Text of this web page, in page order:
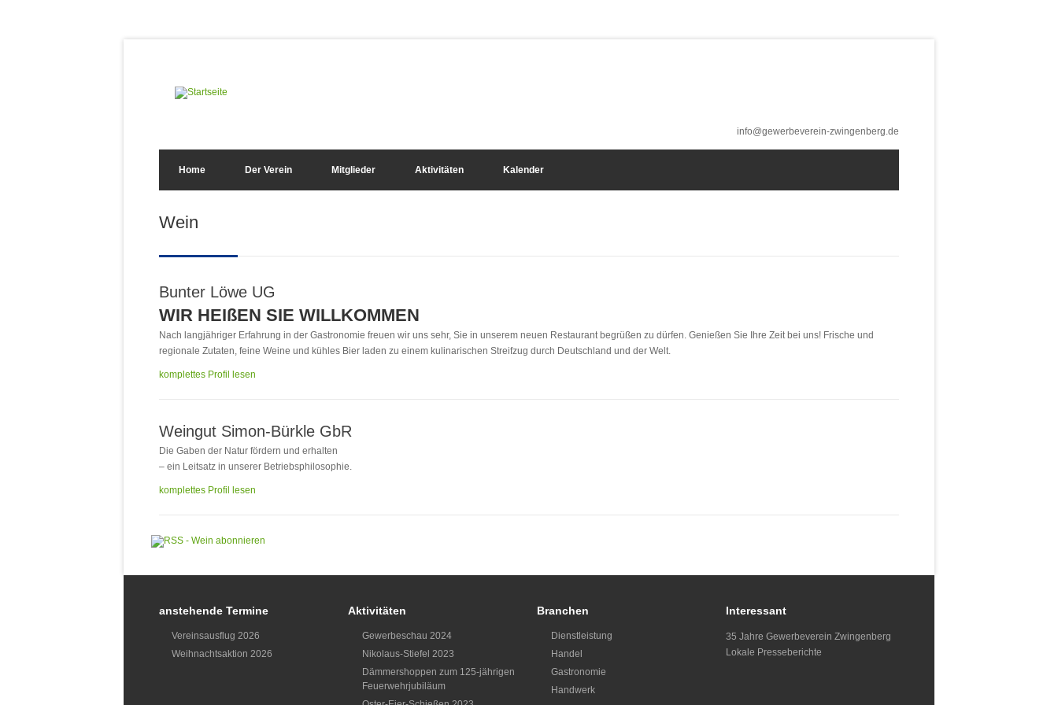
info@gewerbeverein-zwingenberg.de
Home Der Verein Mitglieder Aktivitäten Kalender
Suchformular
Sie sind hier
Wein
Bunter Löwe UG
WIR HEIßEN SIE WILLKOMMEN
Nach langjähriger Erfahrung in der Gastronomie freuen wir uns sehr, Sie in unserem neuen Restaurant begrüßen zu dürfen. Genießen Sie Ihre Zeit bei uns! Frische und
regionale Zutaten, feine Weine und kühles Bier laden zu einem kulinarischen Streifzug durch Deutschland und der Welt.
komplettes Profil lesen
Weingut Simon-Bürkle GbR
Die Gaben der Natur fördern und erhalten
– ein Leitsatz in unserer Betriebsphilosophie.
komplettes Profil lesen
anstehende Termine
Vereinsausflug 2026
Weihnachtsaktion 2026
Aktivitäten
Gewerbeschau 2024
Nikolaus-Stiefel 2023
Dämmershoppen zum 125-jährigen
Feuerwehrjubiläum
Branchen
Dienstleistung
Handel
Gastronomie
Handwerk
Interessant
35 Jahre Gewerbeverein Zwingenberg
Lokale Presseberichte